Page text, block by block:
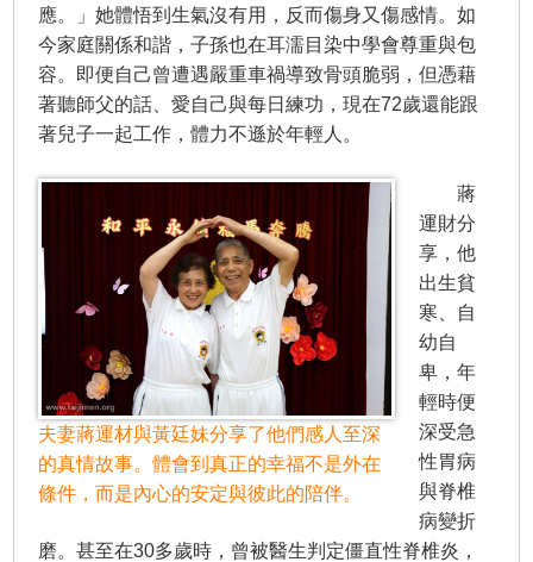
應。」她體悟到生氣沒有用，反而傷身又傷感情。如
今家庭關係和諧，子孫也在耳濡目染中學會尊重與包
容。即便自己曾遭遇嚴重車禍導致骨頭脆弱，但憑藉
著聽師父的話、愛自己與每日練功，現在72歲還能跟
著兒子一起工作，體力不遜於年輕人。
夫妻蔣運材與黃廷妹分享了他們感人至深
的真情故事。體會到真正的幸福不是外在
條件，而是內心的安定與彼此的陪伴。
蔣
運財分
享，他
出生貧
寒、自
幼自
卑，年
輕時便
深受急
性胃病
與脊椎
病變折
磨。甚至在30多歲時，曾被醫生判定僵直性脊椎炎，